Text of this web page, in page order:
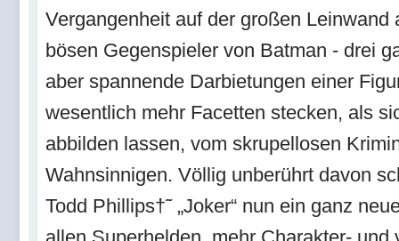
Vergangenheit auf der großen Leinwand
bösen Gegenspieler von Batman - drei
aber spannende Darbietungen einer
wesentlich mehr Facetten stecken, als
abbilden lassen, vom skrupellosen
Wahnsinnigen. Völlig unberührt davon
Todd Phillips†˜ „Joker“ nun ein ganz